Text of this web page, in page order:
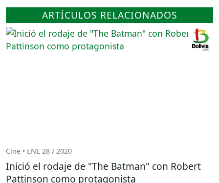
ARTÍCULOS RELACIONADOS
Cine • ENE 28 / 2020
Inició el rodaje de "The Batman" con Robert
Pattinson como protagonista